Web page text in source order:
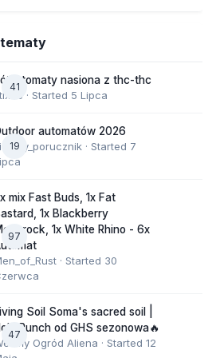
41
nasiona z thc-thc
· Started 5 Lipca
19
automatów 2026
· Started 7
97
mix Fast Buds, 1x Fat
1x Blackberry
1x White Rhino - 6x
· Started 30
47
Soil Soma's sacred soil |
Punch od GHS sezonowa🔥
Ogród Aliena · Started 12